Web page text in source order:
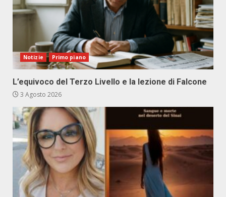
Notizie Primo piano
L’equivoco del Terzo Livello e la lezione di Falcone
3 Agosto 2026